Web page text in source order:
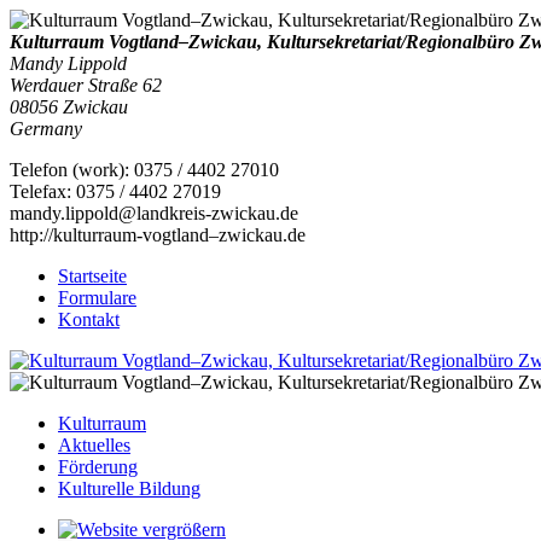
Kulturraum Vogtland–Zwickau, Kultursekretariat/Regionalbüro
Mandy Lippold
Werdauer Straße 62
08056 Zwickau
Germany
Telefon (work): 0375 / 4402 27010
Telefax: 0375 / 4402 27019
mandy.lippold@landkreis-zwickau.de
http://kulturraum-vogtland–zwickau.de
Startseite
Formulare
Kontakt
Kulturraum
Aktuelles
Förderung
Kulturelle Bildung